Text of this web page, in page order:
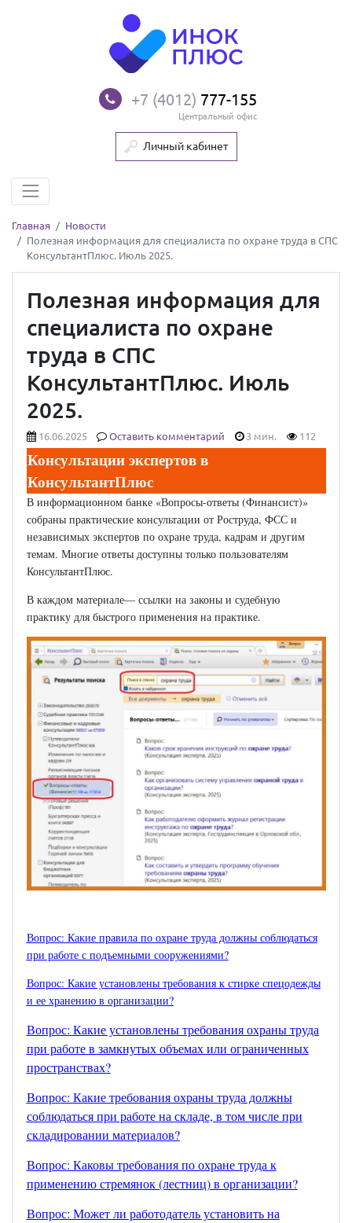
+7 (4012) 777-155
Центральный офис
Личный кабинет
Главная
Новости
Полезная информация для специалиста по охране труда в СПС
КонсультантПлюс. Июль 2025.
Полезная информация для
специалиста по охране
труда в СПС
КонсультантПлюс. Июль
2025.
16.06.2025 Оставить комментарий 3 мин. 112
Консультации экспертов в
КонсультантПлюс
В информационном банке «Вопросы-ответы (Финансист)»
собраны практические консультации от Роструда, ФСС и
независимых экспертов по охране труда, кадрам и другим
темам. Многие ответы доступны только пользователям
КонсультантПлюс.
В каждом материале— ссылки на законы и судебную
практику для быстрого применения на практике.
Вопрос: Какие правила по охране труда должны соблюдаться
при работе с подъемными сооружениями?
Вопрос: Какие установлены требования к стирке спецодежды
и ее хранению в организации?
Вопрос: Какие установлены требования охраны труда
при работе в замкнутых объемах или ограниченных
пространствах?
Вопрос: Какие требования охраны труда должны
соблюдаться при работе на складе, в том числе при
складировании материалов?
Вопрос: Каковы требования по охране труда к
применению стремянок (лестниц) в организации?
Вопрос: Может ли работодатель установить на